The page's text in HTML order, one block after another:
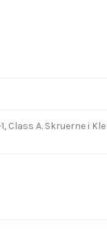
Class A. Skruerne i